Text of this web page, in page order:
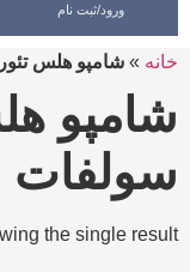
ورود/ثبت نام
خانه » شامپو هلس
شامپو
سولفات
the single result